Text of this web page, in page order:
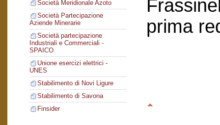
Società Meridionale Azoto
Società Partecipazione
Aziende Minerarie
Società partecipazione
Industriali e Commerciali -
SPAICO
Unione esercizi elettrici -
UNES
Stabilimento di Novi Ligure
Stabilimento di Savona
Finsider
prima